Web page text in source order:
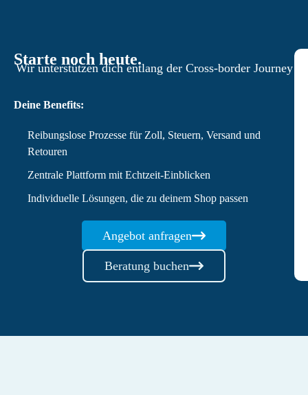
Starte noch heute.
Wir unterstützen dich entlang der Cross-border Journey
Deine Benefits:
Reibungslose Prozesse für Zoll, Steuern, Versand und
Retouren
Zentrale Plattform mit Echtzeit-Einblicken
Individuelle Lösungen, die zu deinem Shop passen
Angebot anfragen
Beratung buchen